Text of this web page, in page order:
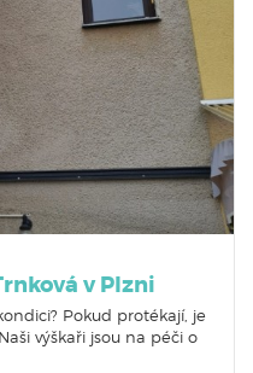
v Plzni
Pokud protékají, je
výškaři jsou na péči o